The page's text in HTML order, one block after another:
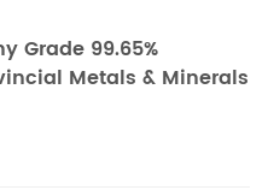
Grade 99.65%
Metals & Minerals